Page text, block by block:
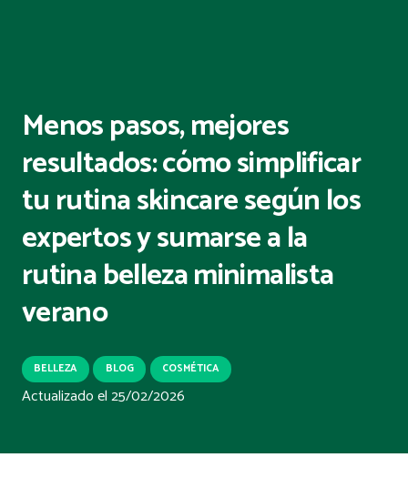
Menos pasos, mejores
resultados: cómo simplificar
tu rutina skincare según los
expertos y sumarse a la
rutina belleza minimalista
verano
BELLEZA BLOG COSMÉTICA
Actualizado el25/02/2026